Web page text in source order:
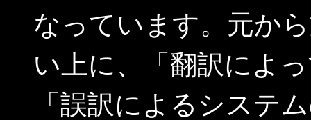
なっています。元か
い上に、「翻訳によ
「誤訳によるシステ